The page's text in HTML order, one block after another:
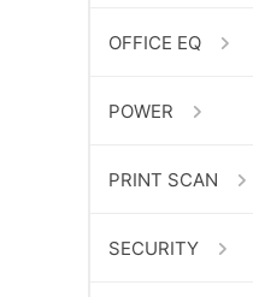
OFFICE EQ
POWER
PRINT SCAN
SECURITY